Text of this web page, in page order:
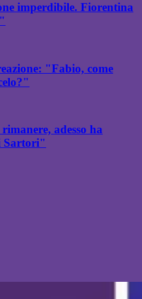
imperdibile. Fiorentina
"Fabio, come
adesso ha
Sartori"